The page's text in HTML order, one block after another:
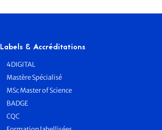
Labels & Accréditations
4DIGITAL
Mastère Spécialisé
MSc Master of Science
BADGE
CQC